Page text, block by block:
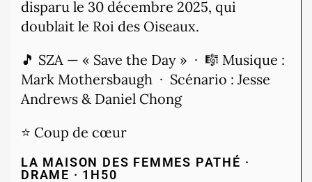
disparu le 30 décembre 2025, qui
doublait le Roi des Oiseaux.
🎵 SZA — « Save the Day » · 🎼 Musique :
Mark Mothersbaugh · Scénario : Jesse
Andrews & Daniel Chong
⭐ Coup de cœur
LA MAISON DES FEMMES PATHÉ ·
DRAME · 1H50